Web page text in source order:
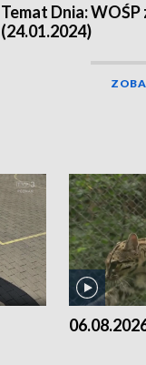
Temat Dnia:
(24.01.2024)